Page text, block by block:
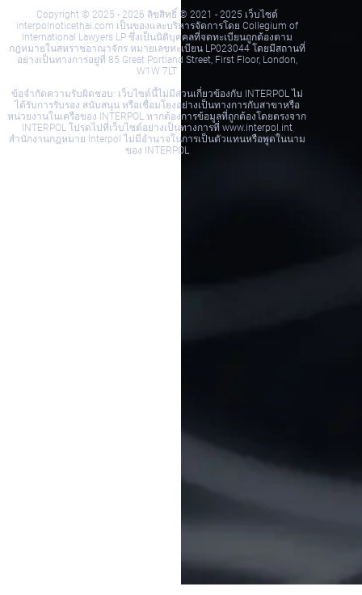
Copyright © 2025 - 2026 ลิขสิทธิ์ © 2021 - 2025 เว็บไซต์
interpolnoticethai.com เป็นของและบริหารจัดการโดย Collegium of
International Lawyers LP ซึ่งเป็นนิติบุคคลที่จดทะเบียนถูกต้องตาม
กฎหมายในสหราชอาณาจักร หมายเลขทะเบียน LP023044 โดยมีสถานที่
อย่างเป็นทางการอยู่ที่ 85 Great Portland Street, First Floor, London,
W1W 7LT
ข้อจำกัดความรับผิดชอบ: เว็บไซต์นี้ไม่มีส่วนเกี่ยวข้องกับ INTERPOL ไม่
ได้รับการรับรอง สนับสนุน หรือเชื่อมโยงอย่างเป็นทางการกับสาขาหรือ
หน่วยงานในเครือของ INTERPOL หากต้องการข้อมูลที่ถูกต้องโดยตรงจาก
INTERPOL โปรดไปที่เว็บไซต์อย่างเป็นทางการที่ www.interpol.int
สำนักงานกฎหมาย Interpol ไม่มีอำนาจในการเป็นตัวแทนหรือพูดในนาม
ของ INTERPOL